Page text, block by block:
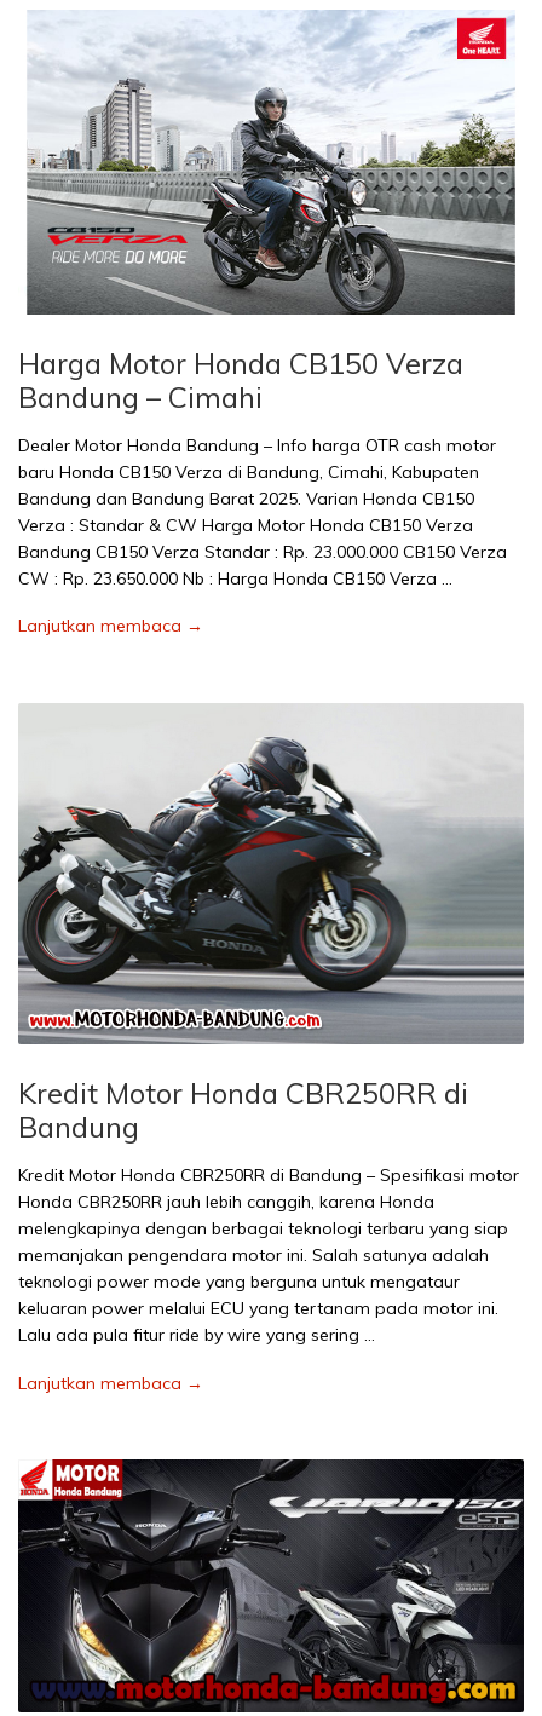
Harga Motor Honda CB150 Verza
Bandung – Cimahi
Dealer Motor Honda Bandung – Info harga OTR cash motor
baru Honda CB150 Verza di Bandung, Cimahi, Kabupaten
Bandung dan Bandung Barat 2025. Varian Honda CB150
Verza : Standar & CW Harga Motor Honda CB150 Verza
Bandung CB150 Verza Standar : Rp. 23.000.000 CB150 Verza
CW : Rp. 23.650.000 Nb : Harga Honda CB150 Verza …
Lanjutkan membaca →
Kredit Motor Honda CBR250RR di
Bandung
Kredit Motor Honda CBR250RR di Bandung – Spesifikasi motor
Honda CBR250RR jauh lebih canggih, karena Honda
melengkapinya dengan berbagai teknologi terbaru yang siap
memanjakan pengendara motor ini. Salah satunya adalah
teknologi power mode yang berguna untuk mengataur
keluaran power melalui ECU yang tertanam pada motor ini.
Lalu ada pula fitur ride by wire yang sering …
Lanjutkan membaca →